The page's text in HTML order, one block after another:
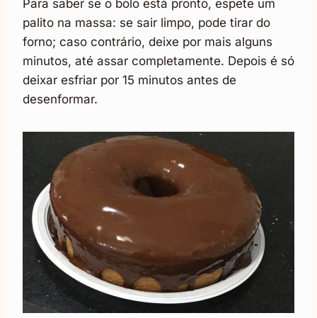
Para saber se o bolo está pronto, espete um
palito na massa: se sair limpo, pode tirar do
forno; caso contrário, deixe por mais alguns
minutos, até assar completamente. Depois é só
deixar esfriar por 15 minutos antes de
desenformar.